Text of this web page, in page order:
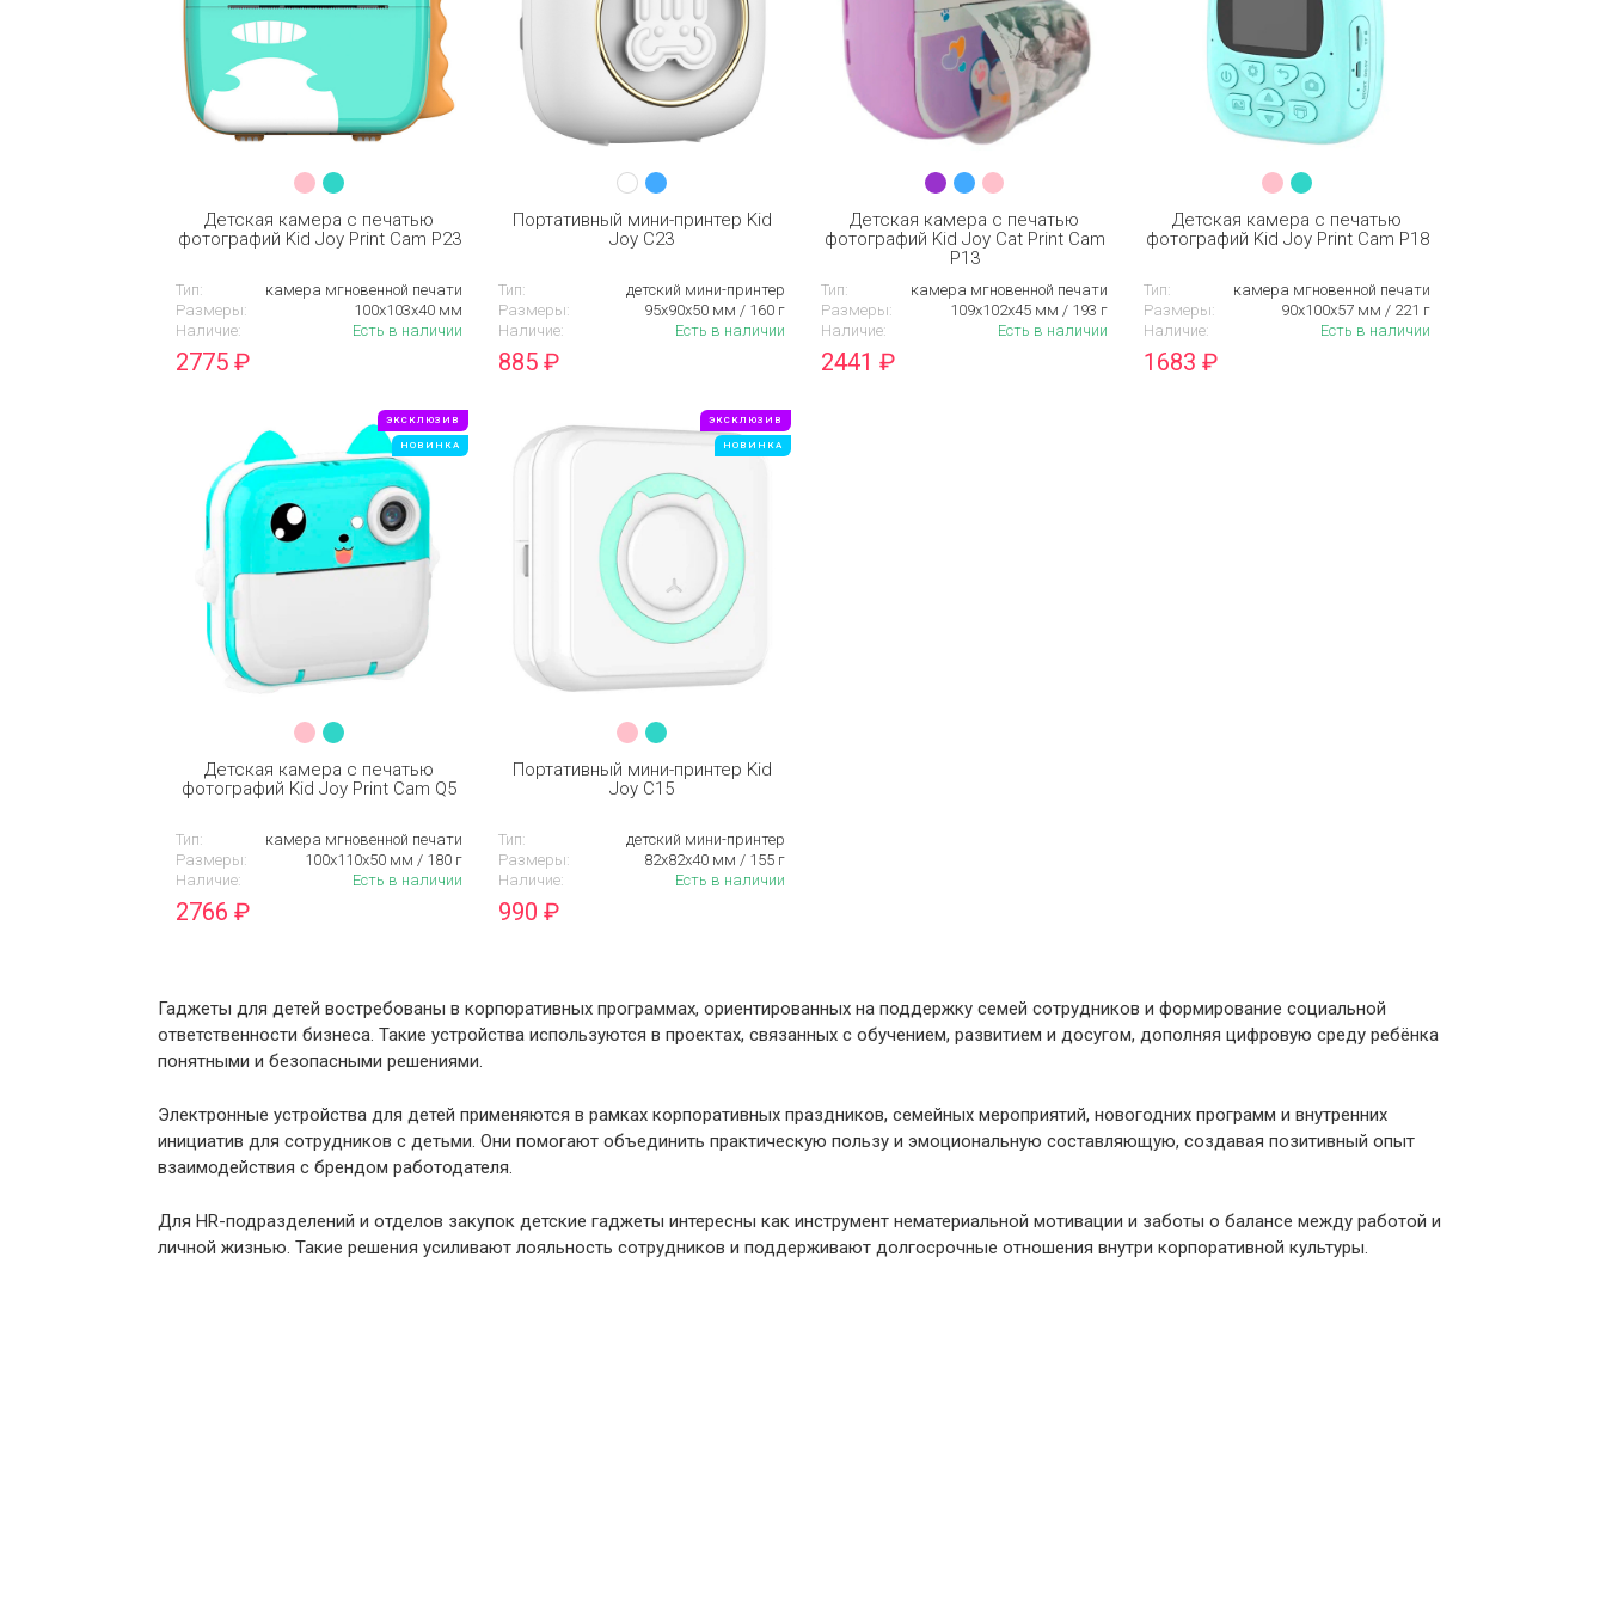
Детская камера c печатью
фотографий Kid Joy Print Cam P23
Тип:
камера мгновенной печати
Размеры:
100х103х40 мм
Наличие:
Есть в наличии
2775 ₽
Портативный мини-принтер Kid
Joy C23
Тип:
детский мини-принтер
Размеры:
95х90х50 мм / 160 г
Наличие:
Есть в наличии
885 ₽
Детская камера c печатью
фотографий Kid Joy Cat Print Cam
P13
Тип:
камера мгновенной печати
Размеры:
109х102х45 мм / 193 г
Наличие:
Есть в наличии
2441 ₽
Детская камера c печатью
фотографий Kid Joy Print Cam P18
Тип:
камера мгновенной печати
Размеры:
90х100х57 мм / 221 г
Наличие:
Есть в наличии
1683 ₽
ЭКСКЛЮЗИВ
НОВИНКА
Детская камера c печатью
фотографий Kid Joy Print Cam Q5
Тип:
камера мгновенной печати
Размеры:
100х110х50 мм / 180 г
Наличие:
Есть в наличии
2766 ₽
ЭКСКЛЮЗИВ
НОВИНКА
Портативный мини-принтер Kid
Joy С15
Тип:
детский мини-принтер
Размеры:
82х82х40 мм / 155 г
Наличие:
Есть в наличии
990 ₽
Гаджеты для детей востребованы в корпоративных программах, ориентированных на поддержку семей сотрудников и формирование социальной
ответственности бизнеса. Такие устройства используются в проектах, связанных с обучением, развитием и досугом, дополняя цифровую среду ребёнка
понятными и безопасными решениями.
Электронные устройства для детей применяются в рамках корпоративных праздников, семейных мероприятий, новогодних программ и внутренних
инициатив для сотрудников с детьми. Они помогают объединить практическую пользу и эмоциональную составляющую, создавая позитивный опыт
взаимодействия с брендом работодателя.
Для HR-подразделений и отделов закупок детские гаджеты интересны как инструмент нематериальной мотивации и заботы о балансе между работой и
личной жизнью. Такие решения усиливают лояльность сотрудников и поддерживают долгосрочные отношения внутри корпоративной культуры.